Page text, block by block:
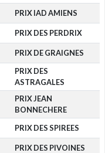
PRIX IAD AMIENS
PRIX DES PERDRIX
PRIX DE GRAIGNES
PRIX DES
ASTRAGALES
PRIX JEAN
BONNECHERE
PRIX DES SPIREES
PRIX DES PIVOINES